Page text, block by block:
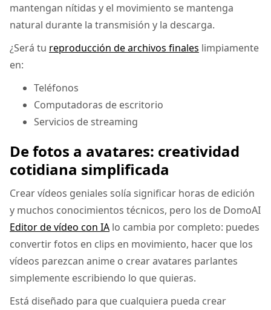
mantengan nítidas y el movimiento se mantenga
natural durante la transmisión y la descarga.
¿Será tu reproducción de archivos finales limpiamente
en:
Teléfonos
Computadoras de escritorio
Servicios de streaming
De fotos a avatares: creatividad
cotidiana simplificada
Crear vídeos geniales solía significar horas de edición
y muchos conocimientos técnicos, pero los de DomoAI
Editor de vídeo con IA lo cambia por completo: puedes
convertir fotos en clips en movimiento, hacer que los
vídeos parezcan anime o crear avatares parlantes
simplemente escribiendo lo que quieras.
Está diseñado para que cualquiera pueda crear